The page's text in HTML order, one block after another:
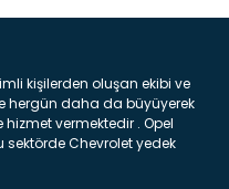
kişilerden oluşan ekibi ve
hergün daha da büyüyerek
vermektedir . Opel
sektörde Chevrolet yedek
Alfa Romeo yedek parça